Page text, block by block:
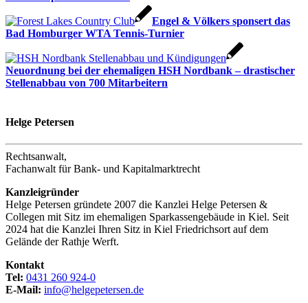
Engel & Völkers sponsert das
Bad Homburger WTA Tennis-Turnier
Neuordnung bei der ehemaligen HSH Nordbank – drastischer
Stellenabbau von 700 Mitarbeitern
Helge Petersen
Rechtsanwalt,
Fachanwalt für Bank- und Kapitalmarktrecht
Kanzleigründer
Helge Petersen gründete 2007 die Kanzlei Helge Petersen &
Collegen mit Sitz im ehemaligen Sparkassengebäude in Kiel. Seit
2024 hat die Kanzlei Ihren Sitz in Kiel Friedrichsort auf dem
Gelände der Rathje Werft.
Kontakt
Tel: 0431 260 924-0
E-Mail: info@helgepetersen.de